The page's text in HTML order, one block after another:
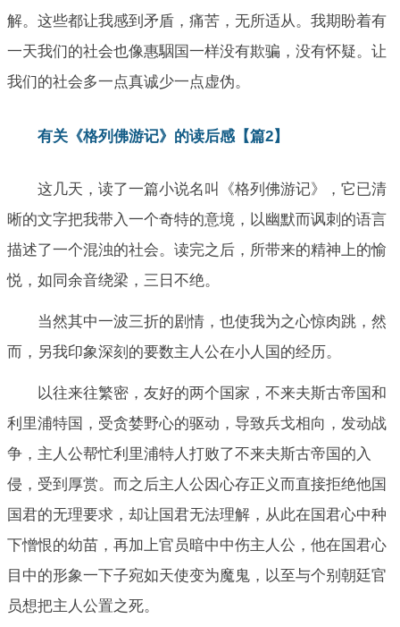
解。这些都让我感到矛盾，痛苦，无所适从。我期盼着有
一天我们的社会也像惠駰国一样没有欺骗，没有怀疑。让
我们的社会多一点真诚少一点虚伪。
有关《格列佛游记》的读后感【篇2】
这几天，读了一篇小说名叫《格列佛游记》，它已清
晰的文字把我带入一个奇特的意境，以幽默而讽刺的语言
描述了一个混浊的社会。读完之后，所带来的精神上的愉
悦，如同余音绕梁，三日不绝。
当然其中一波三折的剧情，也使我为之心惊肉跳，然
而，另我印象深刻的要数主人公在小人国的经历。
以往来往繁密，友好的两个国家，不来夫斯古帝国和
利里浦特国，受贪婪野心的驱动，导致兵戈相向，发动战
争，主人公帮忙利里浦特人打败了不来夫斯古帝国的入
侵，受到厚赏。而之后主人公因心存正义而直接拒绝他国
国君的无理要求，却让国君无法理解，从此在国君心中种
下憎恨的幼苗，再加上官员暗中中伤主人公，他在国君心
目中的形象一下子宛如天使变为魔鬼，以至与个别朝廷官
员想把主人公置之死。